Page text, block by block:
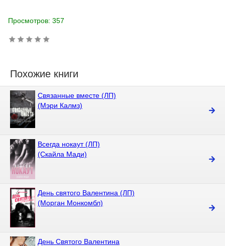
Просмотров: 357
Похожие книги
Связанные вместе (ЛП)
(Мэри Калмз)
Всегда нокаут (ЛП)
(Скайла Мади)
День святого Валентина (ЛП)
(Морган Монкомбл)
День Святого Валентина